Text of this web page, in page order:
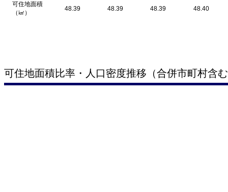
可住地面積
（㎢）
48.39 48.39 48.39 48.40
可住地面積比率・人口密度推移（合併市町村含